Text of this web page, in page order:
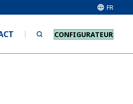
FR
CONFIGURATEUR